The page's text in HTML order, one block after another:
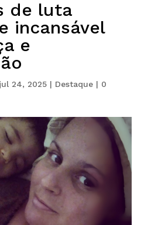
de luta
incansável
e
jul 24, 2025| Destaque| 0